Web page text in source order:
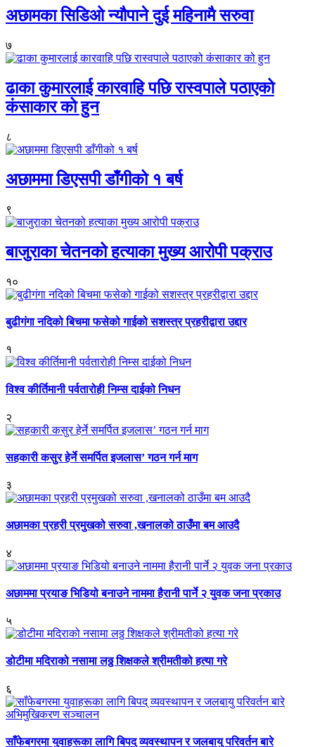
अछामका सिडिओ न्यौपाने दुई महिनामै सरुवा
७
ढाका कुमारलाई कारवाहि पछि रास्वपाले पठाएको
कंसाकार को हुन
८
अछाममा डिएसपी डाँगीको १ बर्ष
९
बाजुराका चेतनको हत्याका मुख्य आरोपी पक्राउ
१०
बुढीगंगा नदिको बिचमा फसेको गाईको सशस्त्र प्रहरीद्वारा उद्दार
१
विश्व कीर्तिमानी पर्वतारोही निम्स दाईको निधन
२
सहकारी कसुर हेर्ने समर्पित इजलास’ गठन गर्न माग
३
अछामका प्रहरी प्रमुखको सरुवा ,खनालको ठाउँमा बम आउदै
४
अछाममा प्रयाङ भिडियो बनाउने नाममा हैरानी पार्ने २ युवक जना प्रकाउ
५
डोटीमा मदिराको नसामा लठ्ठ शिक्षकले श्रीमतीको हत्या गरे
६
साँफेबगरमा युवाहरूका लागि बिपद् व्यवस्थापन र जलबायु परिवर्तन बारे